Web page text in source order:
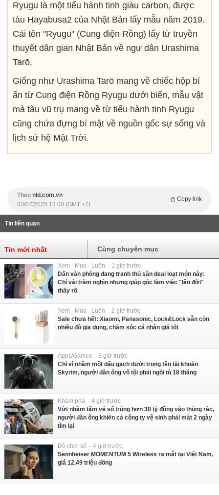
Ryugu là một tiểu hành tinh giàu carbon, được
tàu Hayabusa2 của Nhật Bản lấy mẫu năm 2019.
Cái tên "Ryugu" (Cung điện Rồng) lấy từ truyền
thuyết dân gian Nhật Bản về ngư dân Urashima
Tarō.
Giống như Urashima Tarō mang về chiếc hộp bí
ẩn từ Cung điện Rồng Ryugu dưới biển, mẫu vật
mà tàu vũ trụ mang về từ tiểu hành tinh Ryugu
cũng chứa đựng bí mật về nguồn gốc sự sống và
lịch sử hệ Mặt Trời.
Theo nld.com.vn
Copy link
03/07/2025 13:00 (GMT +7)
Tin liên quan
Tin mới nhất Cùng chuyên mục
Xem - Mua - Luôn - 1 giờ trước
Dân văn phòng đang tranh thủ săn deal loạt món này:
Chỉ vài trăm nghìn nhưng giúp góc làm việc "lên đời"
thấy rõ
Xem - Mua - Luôn - 2 giờ trước
Sale chưa hết: Xiaomi, Panasonic, Lock&Lock vẫn còn
nhiều đồ gia dụng, chăm sóc cá nhân giá tốt
Apps/Games - 3 giờ trước
Chỉ vì nhầm một dấu gạch dưới trong tên tài khoản
Skyrim, người đàn ông vô tội phải ngồi tù 18 tháng
Khám phá - 4 giờ trước
Vứt nhầm tấm vé số trúng hơn 30 tỷ đồng vào thùng rác,
người đàn ông khiến cả công ty vệ sinh phải mất 2 ngày
tìm lại
Đồ chơi số - 4 giờ trước
Sennheiser MOMENTUM 5 Wireless ra mắt tại Việt Nam,
giá 12,49 triệu đồng